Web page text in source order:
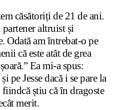
căsătoriți de 21 de ani.
altruist și
Odată am întrebat-o pe
că este atât de grea
Ea mi-a spus:
pe Jesse dacă i se pare la
știu că în dragoste
merit.